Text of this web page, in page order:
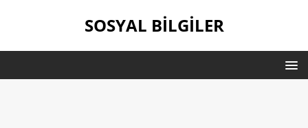
SOSYAL BILGILER